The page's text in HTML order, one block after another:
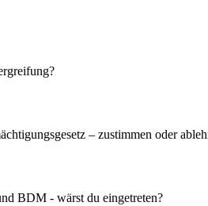
– zustimmen oder
BDM - wärst du eingetreten?